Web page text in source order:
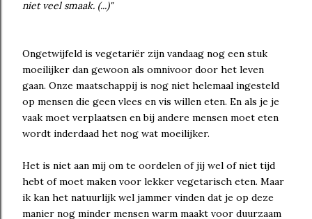
niet veel smaak. (...)"
Ongetwijfeld is vegetariër zijn vandaag nog een stuk
moeilijker dan gewoon als omnivoor door het leven
gaan. Onze maatschappij is nog niet helemaal ingesteld
op mensen die geen vlees en vis willen eten. En als je je
vaak moet verplaatsen en bij andere mensen moet eten
wordt inderdaad het nog wat moeilijker.
Het is niet aan mij om te oordelen of jij wel of niet tijd
hebt of moet maken voor lekker vegetarisch eten. Maar
ik kan het natuurlijk wel jammer vinden dat je op deze
manier nog minder mensen warm maakt voor duurzaam